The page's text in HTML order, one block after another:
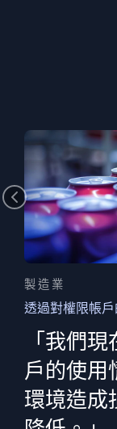
製造業
透過對權限帳
「我們
戶的使用
環境造成